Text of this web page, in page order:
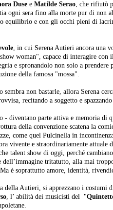
Duse e Matilde Serao, che rifiutò
ogni sera fino alla morte pur di non
equilibrio e con gli occhi pieni di
, in cui Serena Autieri ancora una
woman", capace di interagire con
e spronandolo non solo a
della famosa "mossa".
sembra non bastarle, allora Serena
recitando a soggetto e
- diventano parte attiva e memoria di
della convenzione scatena la
come quel Pulcinella in
vivente e straordinariamente
talent show di oggi, perché
dell’immagine tritatutto, alla mai
è soprattutto amore, identità,
della Autieri, si apprezzano i costumi
, l’ abilità dei musicisti del "